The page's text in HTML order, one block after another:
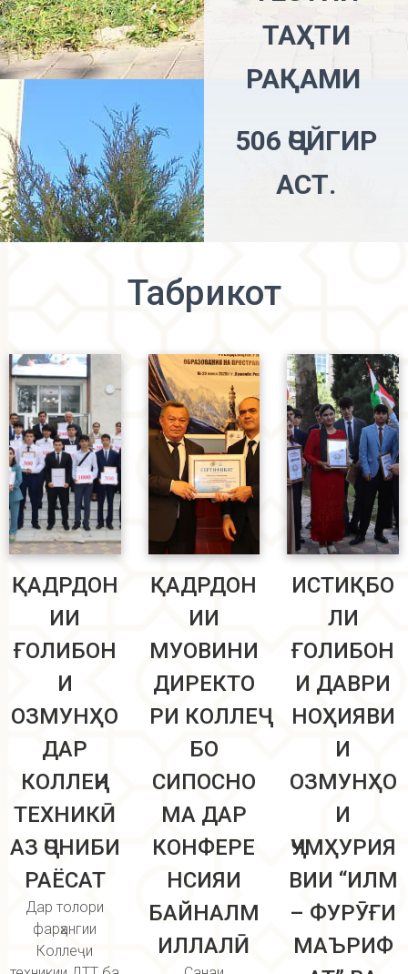
ТАҲТИ
РАҚАМИ
506 ҶОЙГИР
АСТ.
Табрикот
ҚАДРДОН
ИИ
ҒОЛИБОН
И
ОЗМУНҲО
ДАР
КОЛЛЕҶИ
ТЕХНИКӢ
АЗ ҶОНИБИ
РАЁСАТ
Дар толори
фарҳангии
Коллеҷи
ҚАДРДОН
ИИ
МУОВИНИ
ДИРЕКТО
РИ КОЛЛЕҶ
БО
СИПОСНО
МА ДАР
КОНФЕРЕ
НСИЯИ
БАЙНАЛМ
ИЛЛАЛӢ
ИСТИҚБО
ЛИ
ҒОЛИБОН
И ДАВРИ
НОҲИЯВИ
И
ОЗМУНҲО
И
ҶУМҲУРИЯ
ВИИ “ИЛМ
– ФУРӮҒИ
МАЪРИФ